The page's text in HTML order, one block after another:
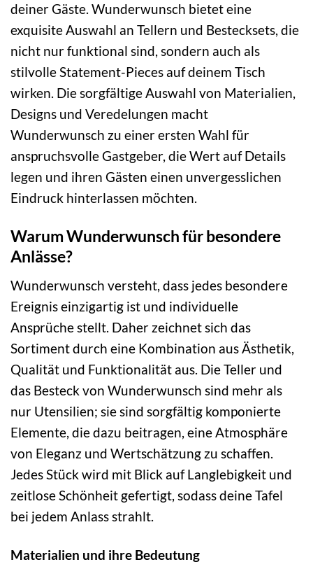
deiner Gäste. Wunderwunsch bietet eine
exquisite Auswahl an Tellern und Bestecksets, die
nicht nur funktional sind, sondern auch als
stilvolle Statement-Pieces auf deinem Tisch
wirken. Die sorgfältige Auswahl von Materialien,
Designs und Veredelungen macht
Wunderwunsch zu einer ersten Wahl für
anspruchsvolle Gastgeber, die Wert auf Details
legen und ihren Gästen einen unvergesslichen
Eindruck hinterlassen möchten.
Warum Wunderwunsch für besondere
Anlässe?
Wunderwunsch versteht, dass jedes besondere
Ereignis einzigartig ist und individuelle
Ansprüche stellt. Daher zeichnet sich das
Sortiment durch eine Kombination aus Ästhetik,
Qualität und Funktionalität aus. Die Teller und
das Besteck von Wunderwunsch sind mehr als
nur Utensilien; sie sind sorgfältig komponierte
Elemente, die dazu beitragen, eine Atmosphäre
von Eleganz und Wertschätzung zu schaffen.
Jedes Stück wird mit Blick auf Langlebigkeit und
zeitlose Schönheit gefertigt, sodass deine Tafel
bei jedem Anlass strahlt.
Materialien und ihre Bedeutung